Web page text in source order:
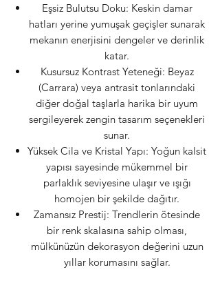
Eşsiz Bulutsu Doku: Keskin damar
hatları yerine yumuşak geçişler sunarak
mekanın enerjisini dengeler ve derinlik
katar.
Kusursuz Kontrast Yeteneği: Beyaz
(Carrara) veya antrasit tonlarındaki
diğer doğal taşlarla harika bir uyum
sergileyerek zengin tasarım seçenekleri
sunar.
Yüksek Cila ve Kristal Yapı: Yoğun kalsit
yapısı sayesinde mükemmel bir
parlaklık seviyesine ulaşır ve ışığı
homojen bir şekilde dağıtır.
Zamansız Prestij: Trendlerin ötesinde
bir renk skalasına sahip olması,
mülkünüzün dekorasyon değerini uzun
yıllar korumasını sağlar.